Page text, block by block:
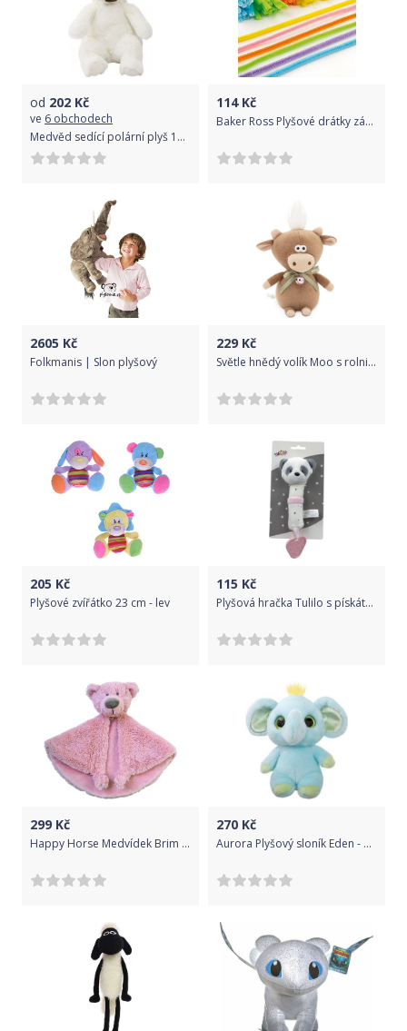
od 202 Kč
ve 6 obchodech
Medvěd sedící polární plyš 15x25x19cm 0+
114Kč
Baker Ross Plyšové drátky zářivé cenově výhodné balení (EV2713)
2605 Kč
Folkmanis | Slon plyšový
229 Kč
Světle hnědý volík Moo s rolničkou od firmy ORANGE TOYS - 12 cm
205 Kč
Plyšové zvířátko 23 cm - lev
115 Kč
Plyšová hračka Tulilo s pískátkem a kousátkem Panda růžová 16cm
299 Kč
Happy Horse Medvídek Brim přítulka vel. 29 cm
270 Kč
Aurora Plyšový sloník Eden - YooHoo - 15 cm